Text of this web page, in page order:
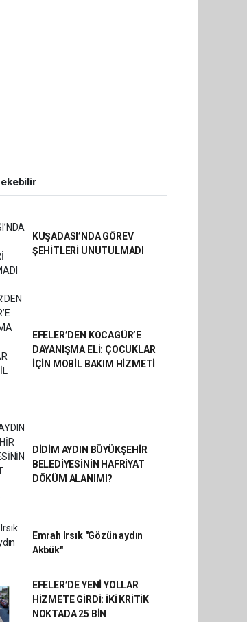
KUŞADASI’NDA GÖREV
ŞEHİTLERİ UNUTULMADI
EFELER’DEN KOCAGÜR’E
DAYANIŞMA ELİ: ÇOCUKLAR
İÇİN MOBİL BAKIM HİZMETİ
DİDİM AYDIN BÜYÜKŞEHİR
BELEDİYESİNİN HAFRİYAT
DÖKÜM ALANIMI?
Emrah Irsık "Gözün aydın
Akbük"
EFELER’DE YENİ YOLLAR
HİZMETE GİRDİ: İKİ KRİTİK
NOKTADA 25 BİN